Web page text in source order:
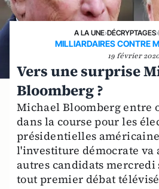
A LA UNE›DÉCRYPTAGES›
MILLIARDAIRES CONTRE
19 février
Vers une surprise
Bloomberg ?
Michael Bloomberg entre
dans la course pour les
présidentielles
l'investiture démocrate va
autres candidats mercredi
tout premier débat